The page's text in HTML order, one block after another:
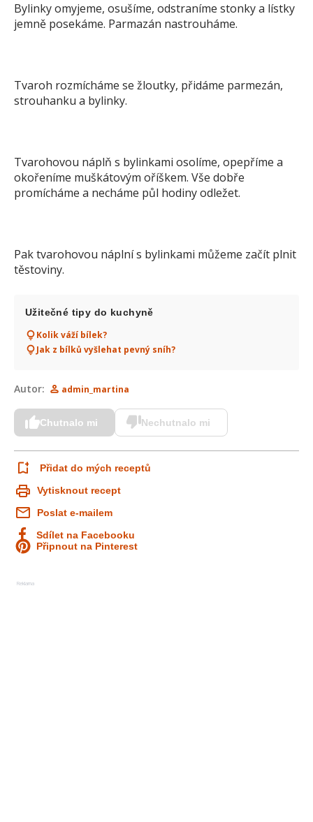
Bylinky omyjeme, osušíme, odstraníme stonky a lístky
jemně posekáme. Parmazán nastrouháme.
Tvaroh rozmícháme se žloutky, přidáme parmezán,
strouhanku a bylinky.
Tvarohovou náplň s bylinkami osolíme, opepříme a
okořeníme muškátovým oříškem. Vše dobře
promícháme a necháme půl hodiny odležet.
Pak tvarohovou náplní s bylinkami můžeme začít plnit
těstoviny.
Užitečné tipy do kuchyně
Kolik váží bílek?
Jak z bílků vyšlehat pevný sníh?
Autor: admin_martina
Chutnalo mi Nechutnalo mi
Přidat do mých receptů
Vytisknout recept
Poslat e-mailem
Sdílet na Facebooku
Připnout na Pinterest
Reklama